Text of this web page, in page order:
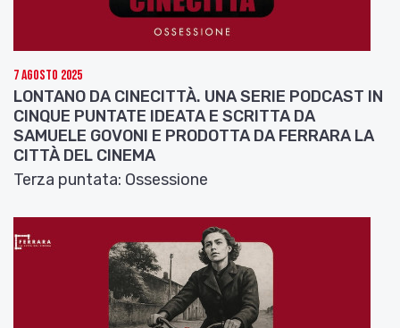
7 Agosto 2025
LONTANO DA CINECITTÀ. UNA SERIE PODCAST IN
CINQUE PUNTATE IDEATA E SCRITTA DA
SAMUELE GOVONI E PRODOTTA DA FERRARA LA
CITTÀ DEL CINEMA
Terza puntata: Ossessione